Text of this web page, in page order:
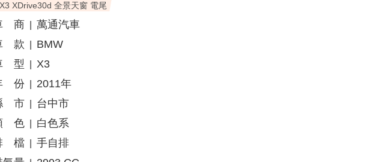
X3 XDrive30d 全景天窗 電尾
商
萬通汽車
款
BMW
型
X3
份
2011年
市
台中市
色
白色系
檔
手自排